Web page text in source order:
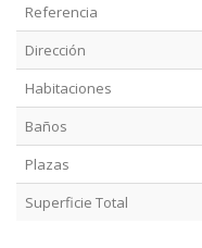
Referencia
Dirección
Habitaciones
Baños
Plazas
Superficie Total